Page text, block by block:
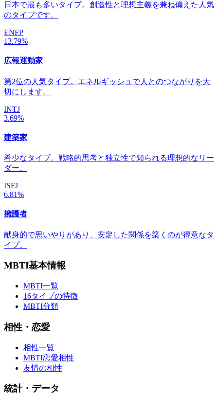
日本で最も多いタイプ。創造性と理想主義を兼ね備えた人気
のタイプです。
ENFP
13.79%
広報運動家
第2位の人気タイプ。エネルギッシュで人とのつながりを大
切にします。
INTJ
3.69%
建築家
希少なタイプ。戦略的思考と独立性で知られる理想的なリー
ダー。
ISFJ
6.81%
擁護者
献身的で思いやりがあり、安定した関係を築くのが得意なタ
イプ。
MBTI基本情報
MBTI一覧
16タイプの特徴
MBTI分類
相性・恋愛
相性一覧
MBTI恋愛相性
友情の相性
統計・データ